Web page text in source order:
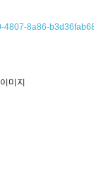
4807-8a86-